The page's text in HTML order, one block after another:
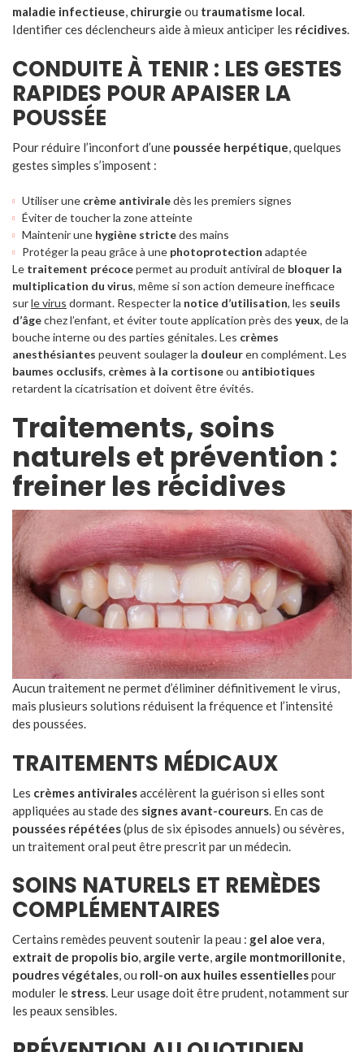
maladie infectieuse, chirurgie ou traumatisme local.
Identifier ces déclencheurs aide à mieux anticiper les récidives.
CONDUITE À TENIR : LES GESTES
RAPIDES POUR APAISER LA
POUSSÉE
Pour réduire l’inconfort d’une poussée herpétique , quelques
gestes simples s’imposent :
Utiliser une crème antiviraledès les premiers signes
Éviter de toucher la zone atteinte
Maintenir une hygiène strictedes mains
Protéger la peau grâce à une photoprotection adaptée
Le traitement précocepermet au produit antiviral de bloquer la
multiplication du virus, même si son action demeure inefficace
surle virus dormant. Respecter la notice d’utilisation, les seuils
d’âgechez l’enfant, et éviter toute application près des yeux, de la
bouche interne ou des parties génitales. Les crèmes
anesthésiantes peuvent soulager la douleuren complément. Les
baumes occlusifs, crèmes à la cortisoneou antibiotiques
retardent la cicatrisation et doivent être évités.
Traitements, soins
naturels et prévention :
freiner les récidives
Aucun traitement ne permet d’éliminer définitivement le virus,
mais plusieurs solutions réduisent la fréquence et l’intensité
des poussées.
TRAITEMENTS MÉDICAUX
Les crèmes antiviralesaccélèrent la guérison si elles sont
appliquées au stade des signes avant-coureurs. En cas de
poussées répétées(plus de six épisodes annuels) ou sévères,
un traitement oral peut être prescrit par un médecin.
SOINS NATURELS ET REMÈDES
COMPLÉMENTAIRES
Certains remèdes peuvent soutenir la peau : gel aloe vera,
extrait de propolis bio, argile verte, argile montmorillonite,
poudres végétales, ou roll-on aux huiles essentiellespour
moduler le stress. Leur usage doit être prudent, notamment sur
les peaux sensibles.